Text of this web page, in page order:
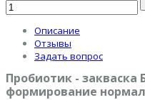
Описание
Отзывы
Задать вопрос
Пробиотик -
формирование